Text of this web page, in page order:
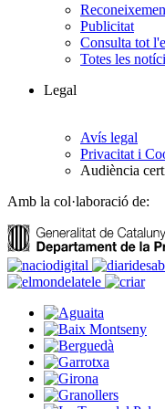
Publicitat
Consulta tot
Totes les
Legal
Avís legal
Privacitat i
Audiència
Amb la col·laboració de: